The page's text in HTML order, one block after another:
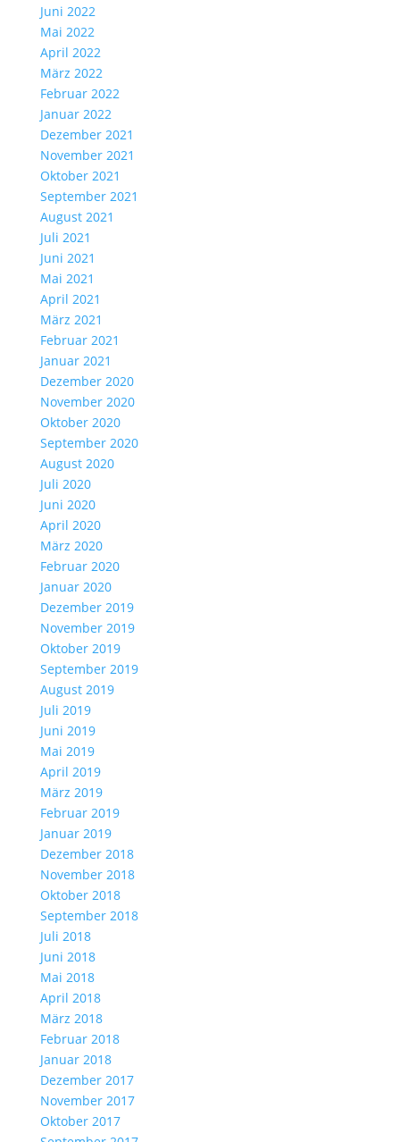
Juni 2022
Mai 2022
April 2022
März 2022
Februar 2022
Januar 2022
Dezember 2021
November 2021
Oktober 2021
September 2021
August 2021
Juli 2021
Juni 2021
Mai 2021
April 2021
März 2021
Februar 2021
Januar 2021
Dezember 2020
November 2020
Oktober 2020
September 2020
August 2020
Juli 2020
Juni 2020
April 2020
März 2020
Februar 2020
Januar 2020
Dezember 2019
November 2019
Oktober 2019
September 2019
August 2019
Juli 2019
Juni 2019
Mai 2019
April 2019
März 2019
Februar 2019
Januar 2019
Dezember 2018
November 2018
Oktober 2018
September 2018
Juli 2018
Juni 2018
Mai 2018
April 2018
März 2018
Februar 2018
Januar 2018
Dezember 2017
November 2017
Oktober 2017